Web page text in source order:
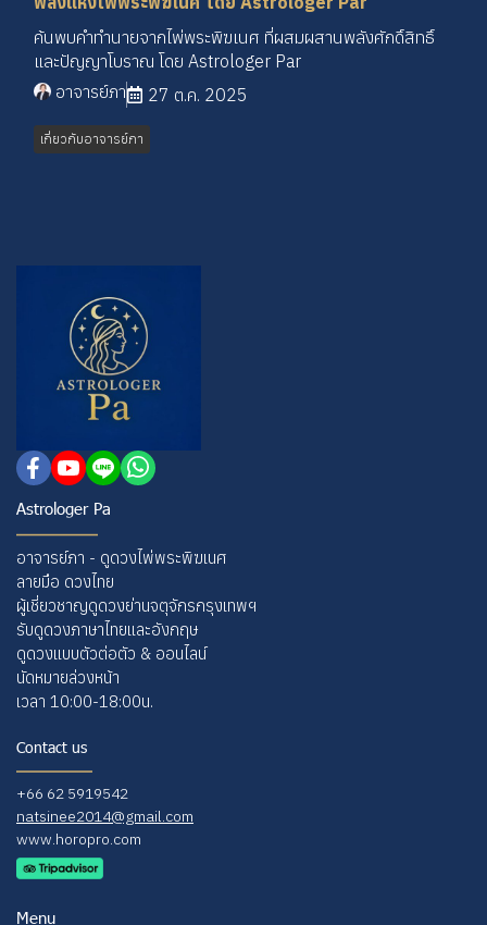
ค้นพบคำทำนายจากไพ่พระพิฆเนศ ที่ผสมผสานพลังศักดิ์สิทธิ์
และปัญญาโบราณ โดย Astrologer Par
อาจารย์ภา
27 ต.ค. 2025
เกี่ยวกับอาจารย์ภา
Astrologer Pa
อาจารย์ภา - ดูดวงไพ่พระพิฆเนศ
ลายมือ ดวงไทย
ผู้เชี่ยวชาญดูดวงย่านจตุจักรกรุงเทพฯ
รับดูดวงภาษาไทยและอังกฤษ
ดูดวงแบบตัวต่อตัว & ออนไลน์
นัดหมายล่วงหน้า
เวลา 10:00-18:00น.
Contact us
+66 62 5919542
natsinee2014@gmail.com
www.horopro.com
Menu